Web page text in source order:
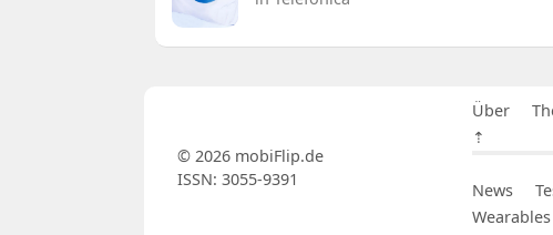
Über
⇡
News
Wearables
© 2026 mobiFlip.de
ISSN: 3055-9391